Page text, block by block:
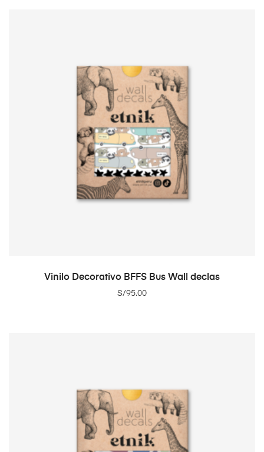
ADD TO CART
Vinilo Decorativo BFFS Bus Wall declas
S/95.00